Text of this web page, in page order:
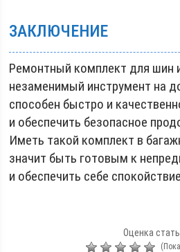
ЗАКЛЮЧЕНИЕ
Ремонтный комплект для шин
незаменимый инструмент на
способен быстро и
и обеспечить безопасное
Иметь такой комплект в
значит быть готовым к
и обеспечить себе
Оценка